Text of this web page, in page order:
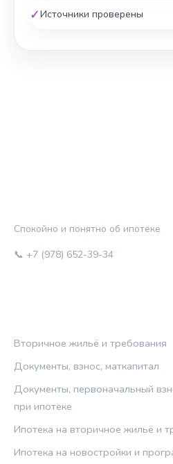
✓Источники проверены
Спокойно и понятно об ипотеке
📞 +7 (978) 652-39-34
Вторичное жильё и требования
Документы, взнос, маткапитал
Документы, первоначальный
при ипотеке
Ипотека на вторичное жильё и
Ипотека на новостройки и